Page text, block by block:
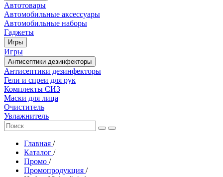
Автотовары
Автомобильные аксессуары
Автомобильные наборы
Гаджеты
Игры
Игры
Антисептики дезинфекторы
Антисептики дезинфекторы
Гели и спреи для рук
Комплекты СИЗ
Маски для лица
Очиститель
Увлажнитель
Главная /
Каталог /
Промо /
Промопродукция /